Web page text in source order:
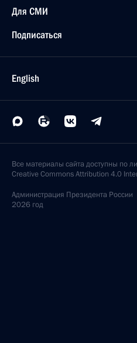
Для СМИ
Подписаться
English
Все материалы сайта доступны по
Creative Commons Attribution 4.0
Администрация Президента России
2026 год